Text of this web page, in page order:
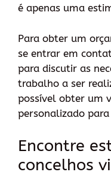
é apenas uma
Para obter um
se entrar em
para discutir as
trabalho a ser
possível obter um
personalizado
Encontre
concelhos